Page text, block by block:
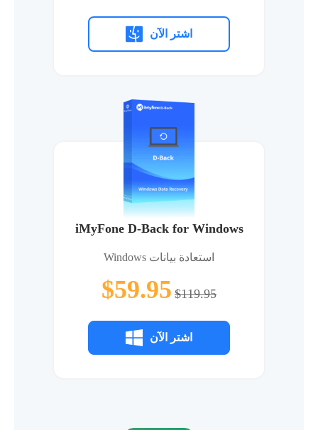
اشتر الآن
iMyFone D-Back for Windows
استعادة بيانات Windows
$59.95 $119.95
اشتر الآن